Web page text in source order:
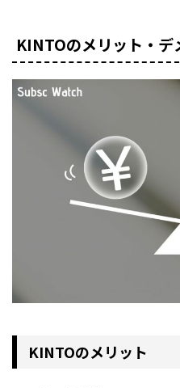
KINTOのメリット・デ
KINTOのメリット